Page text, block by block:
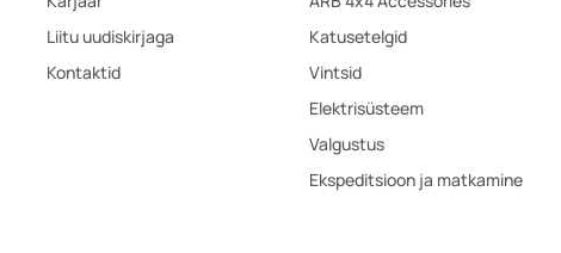
Liitu uudiskirjaga
Kontaktid
Katusetelgid
Vintsid
Elektrisüsteem
Valgustus
Ekspeditsioon ja matkamine